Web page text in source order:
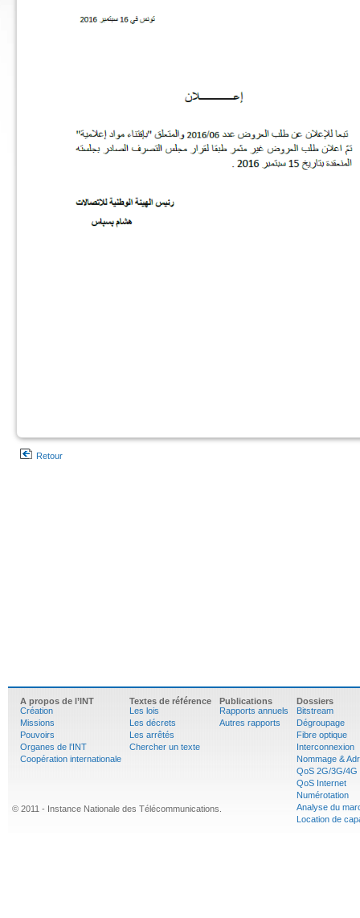
Retour
A propos de l’INT
Création
Missions
Pouvoirs
Organes de l’INT
Coopération internationale
Textes de référence
Les lois
Les décrets
Les arrêtés
Chercher un texte
Publications
Rapports annuels
Autres rapports
Dossiers
Bitstream
Dégroupage
Fibre optique
Interconnexion
Nommage &
QoS 2G/3G/4G
QoS Internet
Numérotation
Analyse du
Location de
© 2011 - Instance Nationale des Télécommunications.